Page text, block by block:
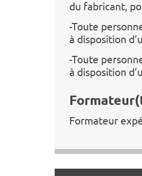
du fabricant,
-Toute
à disposition
-Toute
à disposition
Formateur